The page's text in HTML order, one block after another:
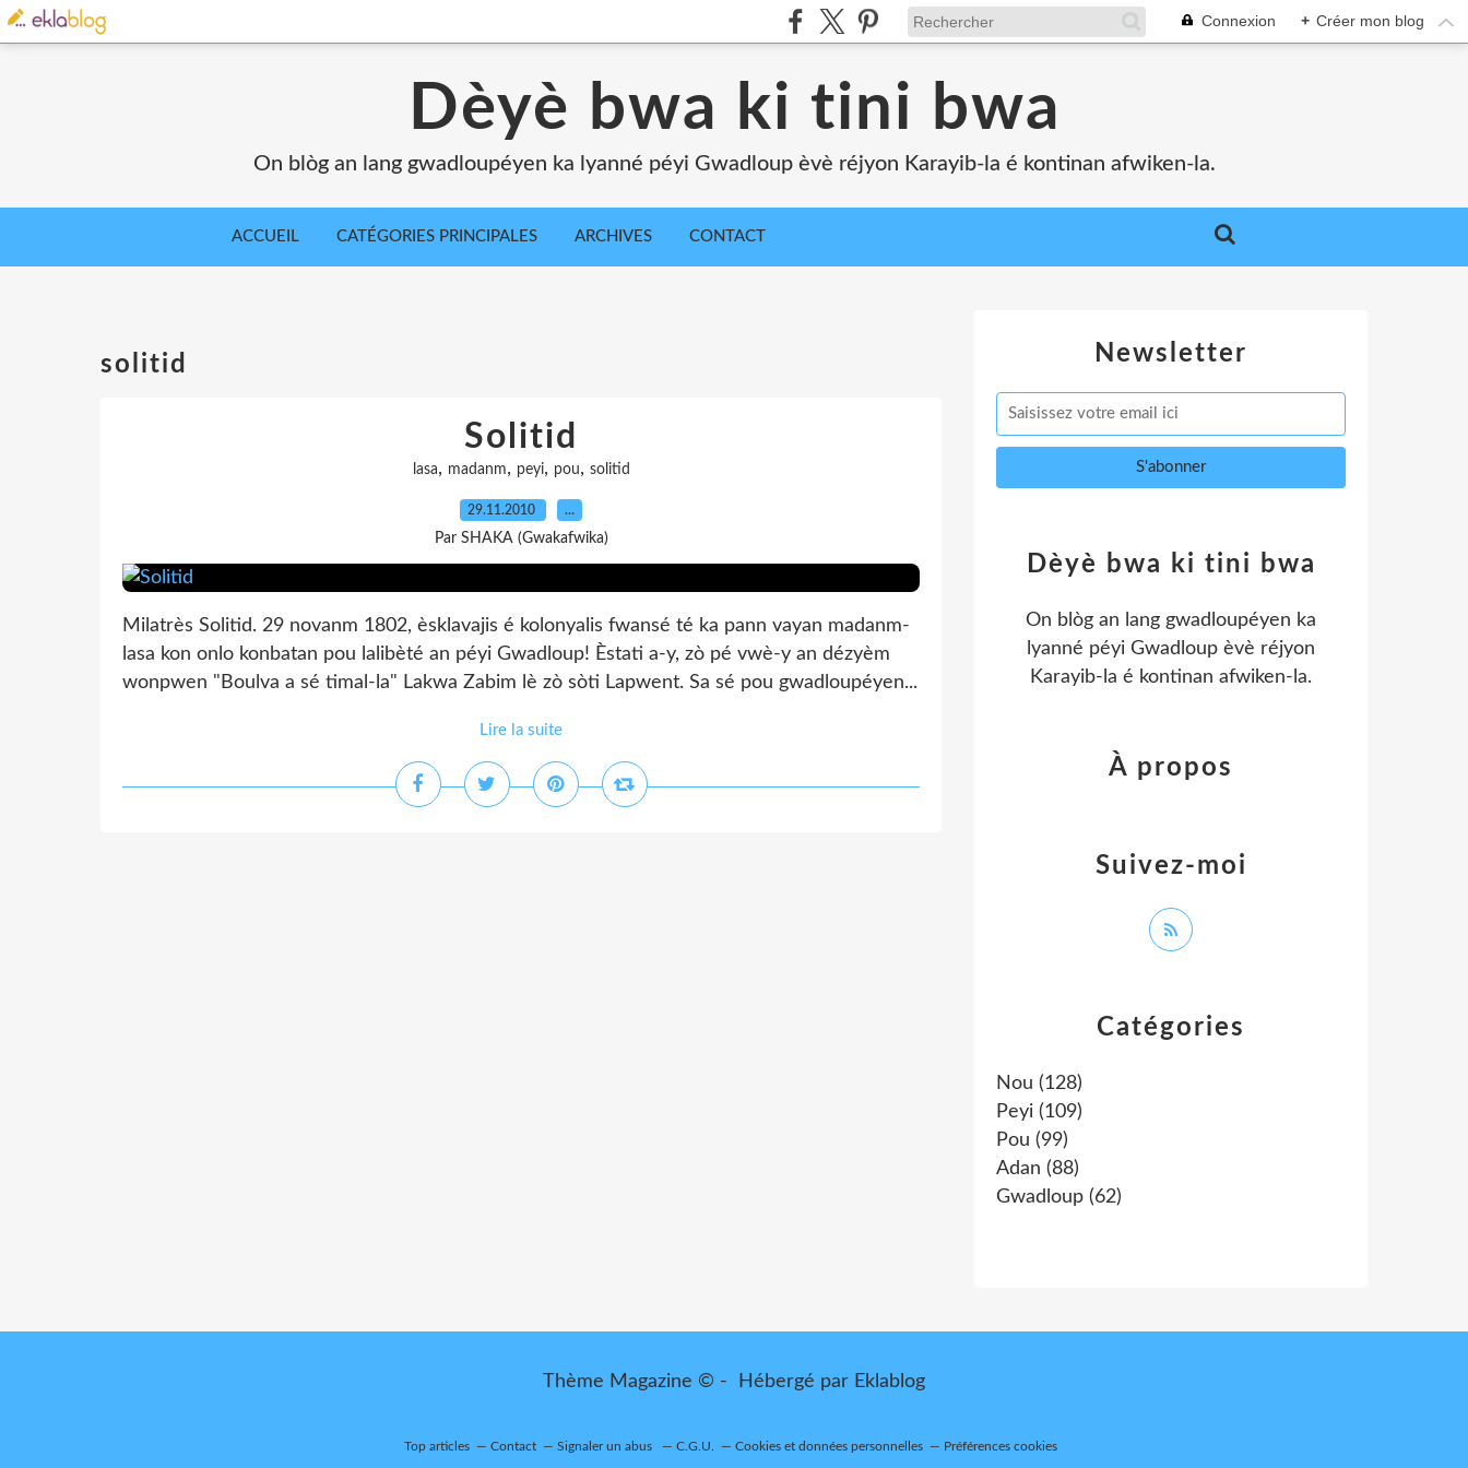
Connexion + Créer mon blog
Dèyè bwa ki tini bwa
On blòg an lang gwadloupéyen ka lyanné péyi Gwadloup èvè réjyon Karayib-la é kontinan afwiken-la.
ACCUEIL CATÉGORIES PRINCIPALES ARCHIVES CONTACT
solitid
Solitid
lasa, madanm, peyi, pou, solitid
29.11.2010 …
Par SHAKA (Gwakafwika)
Milatrès Solitid. 29 novanm 1802, èsklavajis é kolonyalis fwansé té ka pann vayan madanm-
lasa kon onlo konbatan pou lalibèté an péyi Gwadloup! Èstati a-y, zò pé vwè-y an dézyèm
wonpwen "Boulva a sé timal-la" Lakwa Zabim lè zò sòti Lapwent. Sa sé pou gwadloupéyen...
Lire la suite
Newsletter
Catégories
Nou (128)
Peyi (109)
Pou (99)
Adan (88)
Gwadloup (62)
Dèyè bwa ki tini bwa
On blòg an lang gwadloupéyen ka
lyanné péyi Gwadloup èvè réjyon
Karayib-la é kontinan afwiken-la.
Suivez-moi
À propos
Thème Magazine © - Hébergé par Eklablog
Top articles Contact Signaler un abus C.G.U. Cookies et données personnelles Préférences cookies